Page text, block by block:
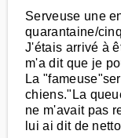
Serveuse une
quarantaine/
J'étais arrivé à
m'a dit que je
La
chiens."La
ne m'avait pas
lui ai dit de